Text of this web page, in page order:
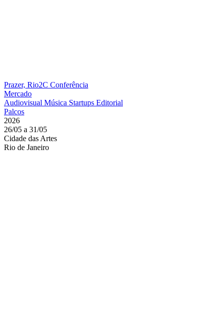
Prazer, Rio2C Conferência
Mercado
Audiovisual Música Startups Editorial
Palcos
2026
26/05 a 31/05
Cidade das Artes
Rio de Janeiro